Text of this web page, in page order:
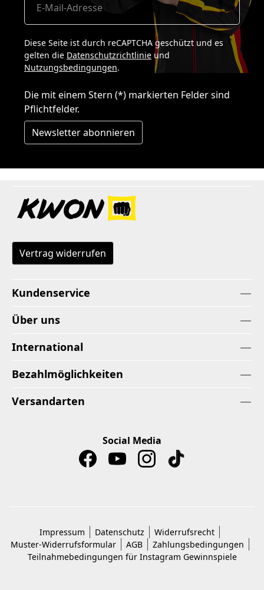
Diese Seite ist durch reCAPTCHA geschützt und es
gelten die Datenschutzrichtlinie und
Nutzungsbedingungen.
Die mit einem Stern (*) markierten Felder sind
Pflichtfelder.
Newsletter abonnieren
Vertrag widerrufen
Kundenservice
Über uns
International
Bezahlmöglichkeiten
Versandarten
Social Media
Impressum Datenschutz
Widerrufsrecht
Muster-Widerrufsformular
AGB
Zahlungsbedingungen
Teilnahmebedingungen für Instagram Gewinnspiele